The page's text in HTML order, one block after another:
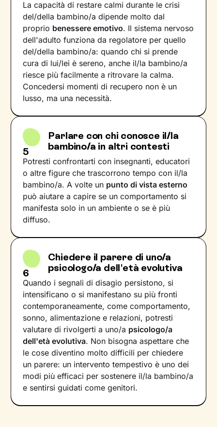
La capacità di restare calmi durante le crisi
del/della bambino/a dipende molto dal
proprio benessere emotivo. Il sistema nervoso
dell'adulto funziona da regolatore per quello
del/della bambino/a: quando chi si prende
cura di lui/lei è sereno, anche il/la bambino/a
riesce più facilmente a ritrovare la calma.
Concedersi momenti di recupero non è un
lusso, ma una necessità.
5
Parlare con chi conosce il/la
bambino/a in altri contesti
Potresti confrontarti con insegnanti, educatori
o altre figure che trascorrono tempo con il/la
bambino/a. A volte un punto di vista esterno
può aiutare a capire se un comportamento si
manifesta solo in un ambiente o se è più
diffuso.
6
Chiedere il parere di uno/a
psicologo/a dell'età evolutiva
Quando i segnali di disagio persistono, si
intensificano o si manifestano su più fronti
contemporaneamente, come comportamento,
sonno, alimentazione e relazioni, potresti
valutare di rivolgerti a uno/a psicologo/a
dell'età evolutiva. Non bisogna aspettare che
le cose diventino molto difficili per chiedere
un parere: un intervento tempestivo è uno dei
modi più efficaci per sostenere il/la bambino/a
e sentirsi guidati come genitori.